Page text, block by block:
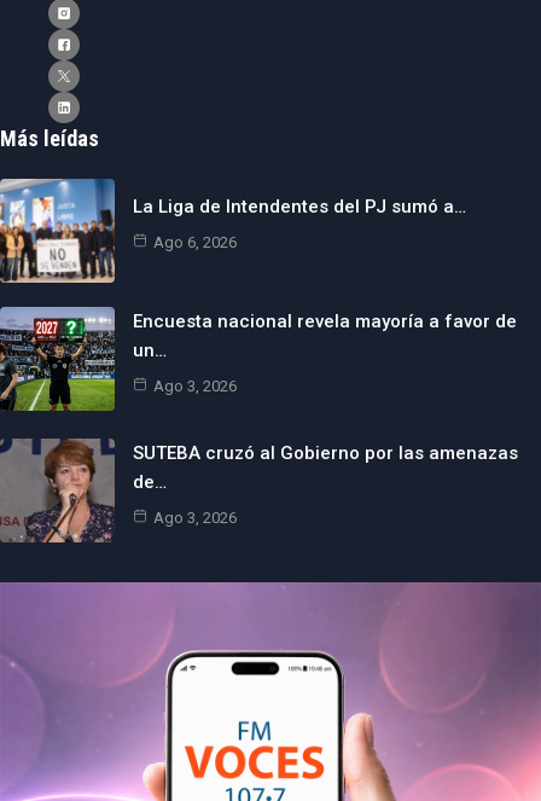
Más leídas
La Liga de Intendentes del PJ sumó a…
Ago 6, 2026
Encuesta nacional revela mayoría a favor de
un…
Ago 3, 2026
SUTEBA cruzó al Gobierno por las amenazas
de…
Ago 3, 2026